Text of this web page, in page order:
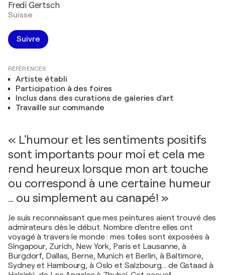
Fredi Gertsch
Suisse
Suivre
RÉFÉRENCES
Artiste établi
Participation à des foires
Inclus dans des curations de galeries d'art
Travaille sur commande
« L'humour et les sentiments positifs
sont importants pour moi et cela me
rend heureux lorsque mon art touche
ou correspond à une certaine humeur
... ou simplement au canapé! »
Je suis reconnaissant que mes peintures aient trouvé des
admirateurs dès le début. Nombre d'entre elles ont
voyagé à travers le monde : mes toiles sont exposées à
Singapour, Zurich, New York, Paris et Lausanne, à
Burgdorf, Dallas, Berne, Munich et Berlin, à Baltimore,
Sydney et Hambourg, à Oslo et Salzbourg… de Gstaad à